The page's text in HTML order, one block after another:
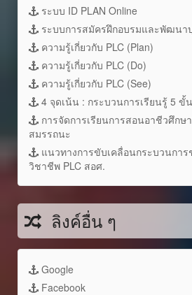
ระบบ ID PLAN Online
ระบบการสมัครฝึกอบรมและพัฒนา
ความรู้เกี่ยวกับ PLC (Plan)
ความรู้เกี่ยวกับ PLC (Do)
ความรู้เกี่ยวกับ PLC (See)
4 จุดเน้น : กระบวนการเรียนรู้ 5 ขั้
การจัดการเรียนการสอนอาชีวศึกษ
สมรรถนะ
แนวทางการขับเคลื่อนกระบวนกา
วิชาชีพ PLC สอศ.
ลิงค์อื่น ๆ
Google
Facebook